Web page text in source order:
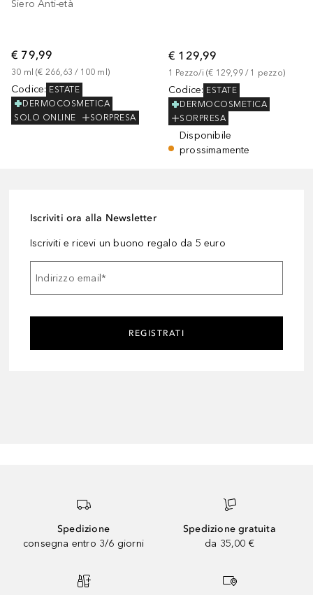
Siero Anti-età
€ 79,99
30 ml (€ 266,63 / 100 ml )
Codice: ESTATE
DERMOCOSMETICA
SOLO ONLINE
SORPRESA
€ 129,99
1 Pezzo/i (€ 129,99 / 1 pezzo)
Codice: ESTATE
DERMOCOSMETICA
SORPRESA
Disponibile
prossimamente
Iscriviti ora alla Newsletter
Iscriviti e ricevi un buono regalo da 5 euro
Indirizzo email *
REGISTRATI
Spedizione
consegna entro 3/6 giorni
Spedizione gratuita
da 35,00 €